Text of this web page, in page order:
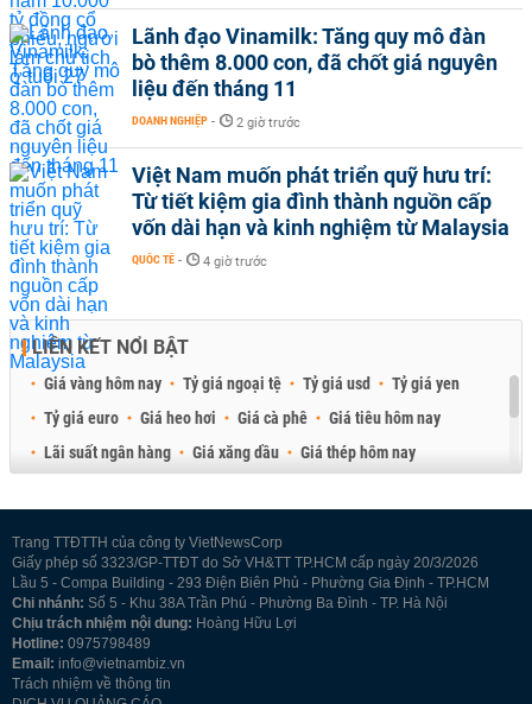
Lãnh đạo Vinamilk: Tăng quy mô đàn
bò thêm 8.000 con, đã chốt giá nguyên
liệu đến tháng 11
DOANH NGHIỆP - 2 giờ trước
Việt Nam muốn phát triển quỹ hưu trí:
Từ tiết kiệm gia đình thành nguồn cấp
vốn dài hạn và kinh nghiệm từ Malaysia
QUỐC TẾ - 4 giờ trước
LIÊN KẾT NỔI BẬT
Giá vàng hôm nay Tỷ giá ngoại tệ Tỷ giá usd
Tỷ giá yen
Tỷ giá euro
Giá heo hơi Giá cà phê
Giá tiêu hôm nay
Lãi suất ngân hàng
Giá xăng dầu
Giá thép hôm nay
Trang TTĐTTH của công ty VietNewsCorp
Giấy phép số 3323/GP-TTĐT do Sở VH&TT TP.HCM cấp ngày 20/3/2026
Lầu 5 - Compa Building - 293 Điện Biên Phủ - Phường Gia Định - TP.HCM
Chi nhánh: Số 5 - Khu 38A Trần Phú - Phường Ba Đình - TP. Hà Nội
Chịu trách nhiệm nội dung: Hoàng Hữu Lợi
Hotline: 0975798489
Email: info@vietnambiz.vn
Trách nhiệm về thông tin